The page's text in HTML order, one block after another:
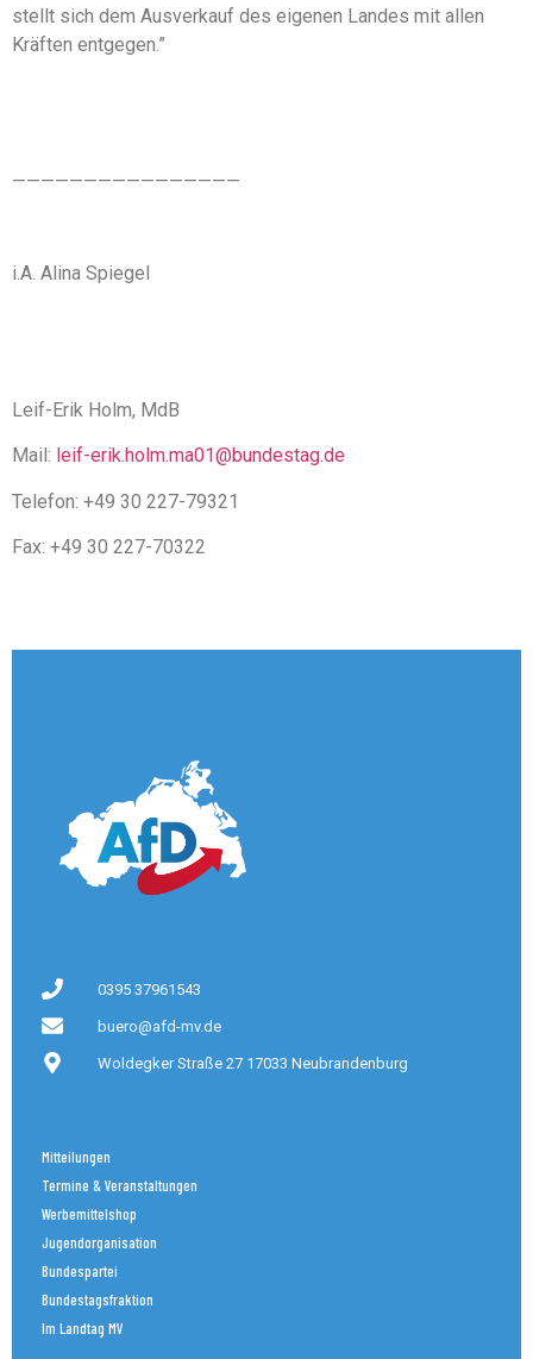
stellt sich dem Ausverkauf des eigenen Landes mit allen
Kräften entgegen.”
————————————————
i.A. Alina Spiegel
Leif-Erik Holm, MdB
Mail: leif-erik.holm.ma01@bundestag.de
Telefon: +49 30 227-79321
Fax: +49 30 227-70322
0395 37961543
buero@afd-mv.de
Woldegker Straße 27 17033 Neubrandenburg
Mitteilungen
Termine & Veranstaltungen
Werbemittelshop
Jugendorganisation
Bundespartei
Bundestagsfraktion
Im Landtag MV